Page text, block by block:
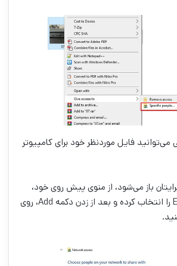
فایل موردنظر خود برای کامپیوتر
باز می‌شود، از منوی پیش روی خود،
ابتدا گزینه Everyone را انتخاب کرده و بعد از زدن دکمه Add، روی